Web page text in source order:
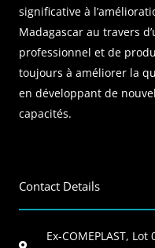
significative à
Madagascar au travers
professionnel et de
toujours à améliorer la
en développant de
capacités.
Contact Details
Ex-COMEPLAST,